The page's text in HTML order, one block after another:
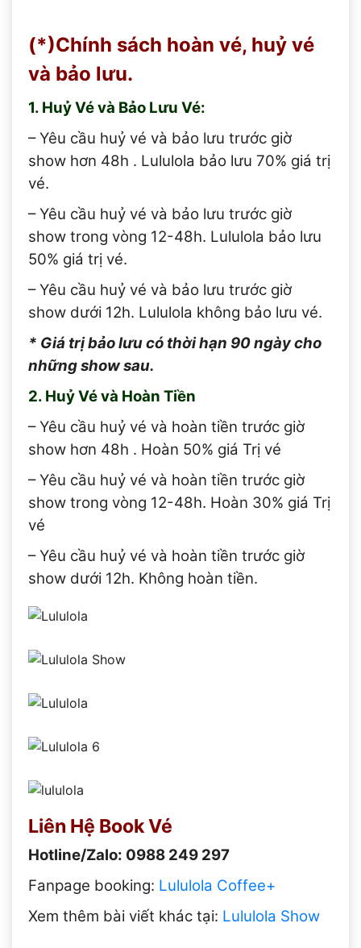
(*)Chính sách hoàn vé, huỷ vé
và bảo lưu.
1. Huỷ Vé và Bảo Lưu Vé:
– Yêu cầu huỷ vé và bảo lưu trước giờ
show hơn 48h . Lululola bảo lưu 70% giá trị
vé.
– Yêu cầu huỷ vé và bảo lưu trước giờ
show trong vòng 12-48h. Lululola bảo lưu
50% giá trị vé.
– Yêu cầu huỷ vé và bảo lưu trước giờ
show dưới 12h. Lululola không bảo lưu vé.
* Giá trị bảo lưu có thời hạn 90 ngày cho
những show sau.
2. Huỷ Vé và Hoàn Tiền
– Yêu cầu huỷ vé và hoàn tiền trước giờ
show hơn 48h . Hoàn 50% giá Trị vé
– Yêu cầu huỷ vé và hoàn tiền trước giờ
show trong vòng 12-48h. Hoàn 30% giá Trị
vé
– Yêu cầu huỷ vé và hoàn tiền trước giờ
show dưới 12h. Không hoàn tiền.
Liên Hệ Book Vé
Hotline/Zalo: 0988 249 297
Fanpage booking: Lululola Coffee+
Xem thêm bài viết khác tại: Lululola Show